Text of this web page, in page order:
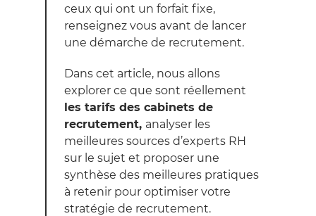
ceux qui ont un forfait fixe,
renseignez vous avant de lancer
une démarche de recrutement.
Dans cet article, nous allons
explorer ce que sont réellement
les tarifs des cabinets de
recrutement, analyser les
meilleures sources d’experts RH
sur le sujet et proposer une
synthèse des meilleures pratiques
à retenir pour optimiser votre
stratégie de recrutement.